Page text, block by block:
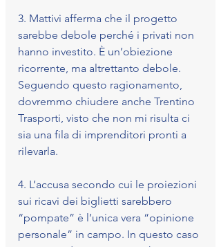
3.⁠ ⁠Mattivi afferma che il progetto
sarebbe debole perché i privati non
hanno investito. È un’obiezione
ricorrente, ma altrettanto debole.
Seguendo questo ragionamento,
dovremmo chiudere anche Trentino
Trasporti, visto che non mi risulta ci
sia una fila di imprenditori pronti a
rilevarla.
4.⁠ ⁠L’accusa secondo cui le proiezioni
sui ricavi dei biglietti sarebbero
“pompate” è l’unica vera “opinione
personale” in campo. In questo caso